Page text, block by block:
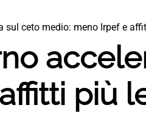
sul ceto medio: meno Irpef e
più